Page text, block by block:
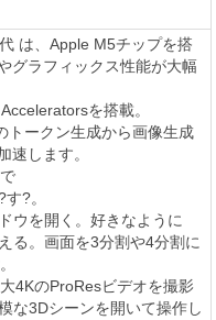
は、Apple M5チップを搭
グラフィックス性能が大幅
を搭載。
トークン生成から画像生成
速します。
?。
ウを開く。好きなように
る。画面を3分割や4分割に
4KのProResビデオを撮影
な3Dシーンを開いて操作し